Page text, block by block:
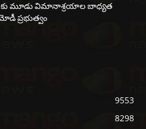
కు మూడు విమానాశ్రయాల బాధ్యత
ప్రభుత్వం
9553
8298